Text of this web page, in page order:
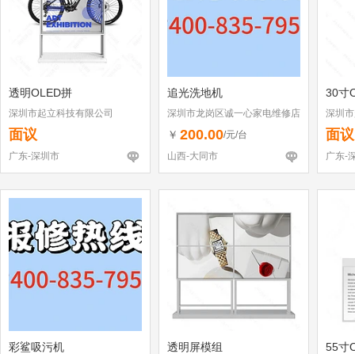
透明OLED拼
深圳市起立科技有限公司
面议
广东-深圳市
追光洗地机
深圳市龙岗区诚一心家电维修店
（个体工商户）
￥ 200.00/元/台
山西-大同市
30寸
深圳
面议
广东-
彩鲨吸污机 透明屏模组 55寸